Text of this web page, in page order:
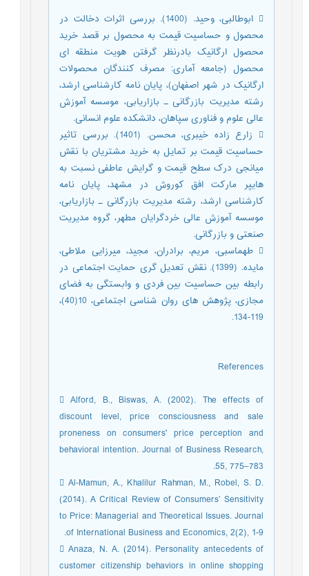
 ابوطالبی، وحید. (1400). بررسی اثرات دخالت در
محصول و حساسیت قیمت به محصول بر قصد خرید
محصول ارگانیک بادرنظر گرفتن هویت منطقه ای
محصول (جامعه آماری: مصرف کنندگان محصولات
ارگانیک در شهر اصفهان)، پایان نامه کارشناسی ارشد،
رشته مدیریت بازرگانی ـ بازاریابی، موسسه آموزش
عالی علوم و فناوری سپاهان، دانشکده علوم انسانی.
 زارع زاده خیبری، محسن. (1401). بررسی تاثیر
حساسیت قیمت بر تمایل به خرید مشتریان با نقش
میانجی درک سطح قیمت و گرایش عاطفی نسبت به
هایپر مارکت افق کوروش در مشهد، پایان نامه
کارشناسی ارشد، رشته مدیریت بازرگانی ـ بازاریابی،
موسسه آموزش عالی خردگرایان مطهر، گروه مدیریت
صنعتی و بازرگانی.
 طهماسبی، مریم، برادران، مجید، میرزايی ملاطی،
مايده. (1399). نقش تعدیل گری حمایت اجتماعی در
رابطه بین حساسیت بین فردی و وابستگی به فضای
مجازی، پژوهش های روان شناسی اجتماعی، 10(40)،
119-134.
References
 Alford, B., Biswas, A. (2002). The effects of
discount level, price consciousness and sale
proneness on consumers' price perception and
behavioral intention. Journal of Business Research,
55, 775–783.
 Al-Mamun, A., Khalilur Rahman, M., Robel, S. D.
(2014). A Critical Review of Consumers’ Sensitivity
to Price: Managerial and Theoretical Issues. Journal
of International Business and Economics, 2(2), 1-9.
 Anaza, N. A. (2014). Personality antecedents of
customer citizenship behaviors in online shopping